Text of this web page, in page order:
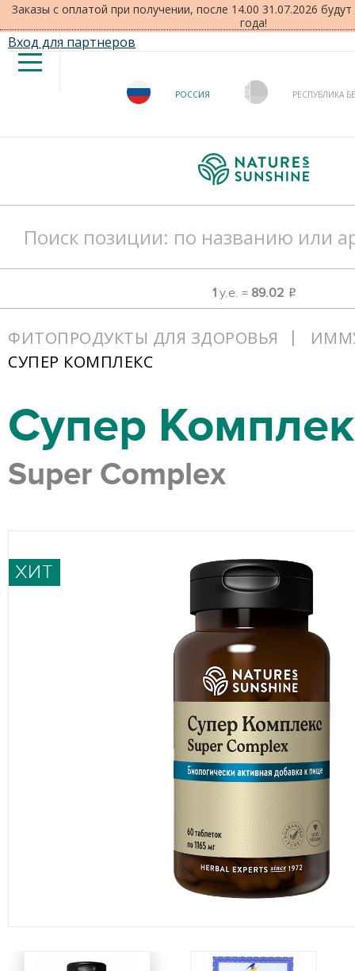
Заказы с оплатой при получении, после 14.00 31.07.2026
года!
Вход для партнеров
РОССИЯ РЕСПУБЛИКА
1у.е. = 89.02 o
ФИТОПРОДУКТЫ ДЛЯ ЗДОРОВЬЯ
СУПЕР КОМПЛЕКС
Супер
Super Complex
ХИТ